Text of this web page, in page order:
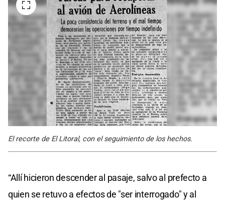
El recorte de El Litoral, con el seguimiento de los hechos.
“Allí hicieron descender al pasaje, salvo al prefecto a
quien se retuvo a efectos de "ser interrogado" y al